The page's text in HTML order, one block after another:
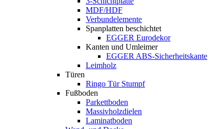
MDF/HDF
Verbundelemente
Spanplatten beschichtet
EGGER Eurodekor
Kanten und Umleimer
EGGER ABS-Sicherheitskante
Leimholz
Türen
Ringo Tür Stumpf
Fußboden
Parkettboden
Massivholzdielen
Laminatboden